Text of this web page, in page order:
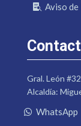
Aviso
Gral. León
Alcaldía:
WhatsApp